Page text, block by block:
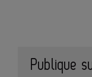
Publique